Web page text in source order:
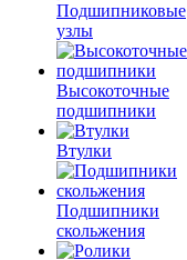
Подшипниковые
узлы
Высокоточные
подшипники
Втулки
Подшипники
скольжения